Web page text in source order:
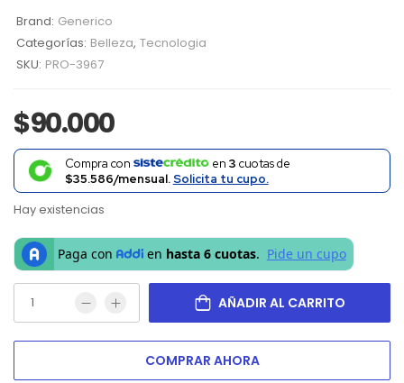
Brand: Generico
Categorías: Belleza, Tecnologia
SKU: PRO-3967
$90.000
Compra con en3 cuotas de
$35.586/mensual.Solicita tu cupo.
Hay existencias
AÑADIR AL CARRITO
COMPRAR AHORA